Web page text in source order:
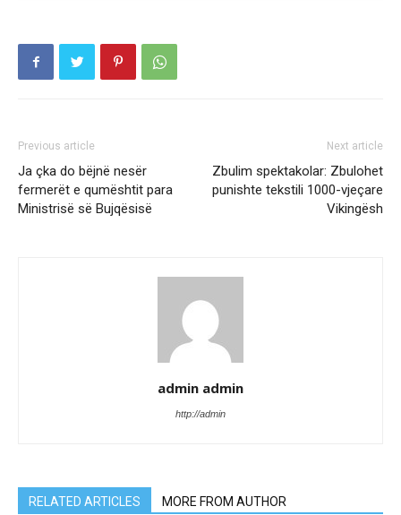
Previous article
Ja çka do bëjnë nesër
fermerët e qumështit para
Ministrisë së Bujqësisë
Next article
Zbulim spektakolar: Zbulohet
punishte tekstili 1000-vjeçare
Vikingësh
admin admin
http://admin
RELATED ARTICLES MORE FROM AUTHOR